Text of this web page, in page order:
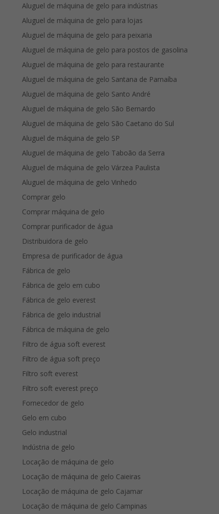
Aluguel de máquina de gelo para indústrias
Aluguel de máquina de gelo para lojas
Aluguel de máquina de gelo para peixaria
Aluguel de máquina de gelo para postos de gasolina
Aluguel de máquina de gelo para restaurante
Aluguel de máquina de gelo Santana de Parnaíba
Aluguel de máquina de gelo Santo André
Aluguel de máquina de gelo São Bernardo
Aluguel de máquina de gelo São Caetano do Sul
Aluguel de máquina de gelo SP
Aluguel de máquina de gelo Taboão da Serra
Aluguel de máquina de gelo Várzea Paulista
Aluguel de máquina de gelo Vinhedo
Comprar gelo
Comprar máquina de gelo
Comprar purificador de água
Distribuidora de gelo
Empresa de purificador de água
Fábrica de gelo
Fábrica de gelo em cubo
Fábrica de gelo everest
Fábrica de gelo industrial
Fábrica de máquina de gelo
Filtro de água soft everest
Filtro de água soft preço
Filtro soft everest
Filtro soft everest preço
Fornecedor de gelo
Gelo em cubo
Gelo industrial
Indústria de gelo
Locação de máquina de gelo
Locação de máquina de gelo Caieiras
Locação de máquina de gelo Cajamar
Locação de máquina de gelo Campinas